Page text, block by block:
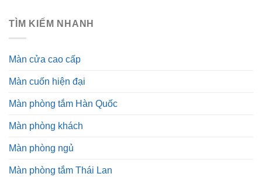
TÌM KIẾM NHANH
Màn cửa cao cấp
Màn cuốn hiện đại
Màn phòng tắm Hàn Quốc
Màn phòng khách
Màn phòng ngủ
Màn phòng tắm Thái Lan